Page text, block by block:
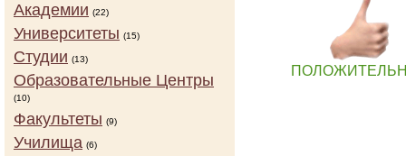
Академии (22)
Университеты (15)
Студии (13)
Образовательные Центры
(10)
Факультеты (9)
Училища (6)